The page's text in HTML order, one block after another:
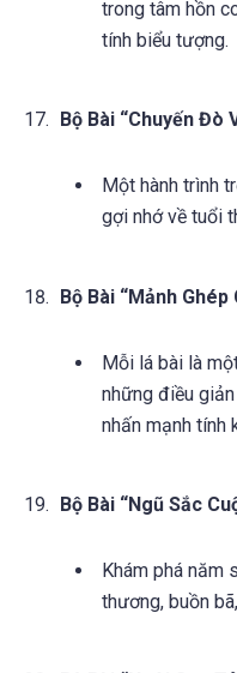
trong tâm hồn
tính biểu tượng.
Bộ Bài “Chuyến Đò
Một hành trình
gợi nhớ về tuổi
Bộ Bài “Mảnh Ghép
Mỗi lá bài là
những điều
nhấn mạnh tính
Bộ Bài “Ngũ Sắc
Khám phá năm
thương, buồn